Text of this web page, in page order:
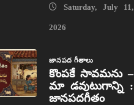
Saturday, July 11,
2026
జానపద గీతాలు
కొంపకే సావమను –
మా డవుటుగాన్ని :
జానపదగీతం